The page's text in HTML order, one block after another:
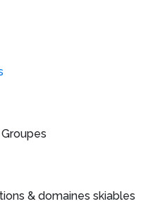
& domaines skiables